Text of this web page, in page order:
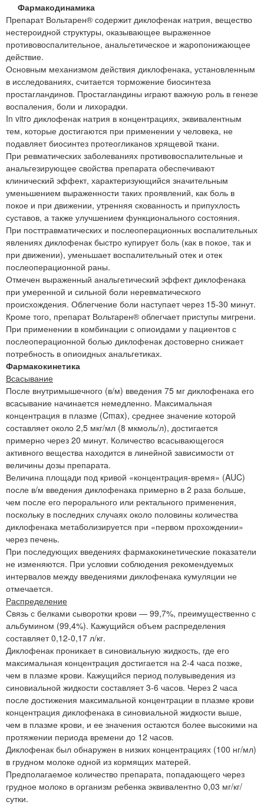
Фармакодинамика
Препарат Вольтарен® содержит диклофенак натрия, вещество
нестероидной структуры, оказывающее выраженное
противовоспалительное, анальгетическое и жаропонижающее
действие.
Основным механизмом действия диклофенака, установленным
в исследованиях, считается торможение биосинтеза
простагландинов. Простагландины играют важную роль в генезе
воспаления, боли и лихорадки.
In vitro диклофенак натрия в концентрациях, эквивалентным
тем, которые достигаются при применении у человека, не
подавляет биосинтез протеогликанов хрящевой ткани.
При ревматических заболеваниях противовоспалительные и
анальгезирующее свойства препарата обеспечивают
клинический эффект, характеризующийся значительным
уменьшением выраженности таких проявлений, как боль в
покое и при движении, утренняя скованность и припухлость
суставов, а также улучшением функционального состояния.
При посттравматических и послеоперационных воспалительных
явлениях диклофенак быстро купирует боль (как в покое, так и
при движении), уменьшает воспалительный отек и отек
послеоперационной раны.
Отмечен выраженный анальгетический эффект диклофенака
при умеренной и сильной боли неревматического
происхождения. Облегчение боли наступает через 15-30 минут.
Кроме того, препарат Вольтарен® облегчает приступы мигрени.
При применении в комбинации с опиоидами у пациентов с
послеоперационной болью диклофенак достоверно снижает
потребность в опиоидных анальгетиках.
Фармакокинетика
Всасывание
После внутримышечного (в/м) введения 75 мг диклофенака его
всасывание начинается немедленно. Максимальная
концентрация в плазме (Cmax), среднее значение которой
составляет около 2,5 мкг/мл (8 мкмоль/л), достигается
примерно через 20 минут. Количество всасывающегося
активного вещества находится в линейной зависимости от
величины дозы препарата.
Величина площади под кривой «концентрация-время» (AUC)
после в/м введения диклофенака примерно в 2 раза больше,
чем после его перорального или ректального применения,
поскольку в последних случаях около половины количества
диклофенака метаболизируется при «первом прохождении»
через печень.
При последующих введениях фармакокинетические показатели
не изменяются. При условии соблюдения рекомендуемых
интервалов между введениями диклофенака кумуляции не
отмечается.
Распределение
Связь с белками сыворотки крови — 99,7%, преимущественно с
альбумином (99,4%). Кажущийся объем распределения
составляет 0,12-0,17 л/кг.
Диклофенак проникает в синовиальную жидкость, где его
максимальная концентрация достигается на 2-4 часа позже,
чем в плазме крови. Кажущийся период полувыведения из
синовиальной жидкости составляет 3-6 часов. Через 2 часа
после достижения максимальной концентрации в плазме крови
концентрация диклофенака в синовиальной жидкости выше,
чем в плазме крови, и ее значения остаются более высокими на
протяжении периода времени до 12 часов.
Диклофенак был обнаружен в низких концентрациях (100 нг/мл)
в грудном молоке одной из кормящих матерей.
Предполагаемое количество препарата, попадающего через
грудное молоко в организм ребенка эквивалентно 0,03 мг/кг/
сутки.